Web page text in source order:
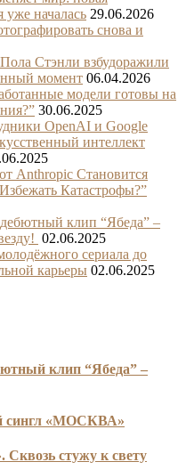
уже началась 29.06.2026
снова и
Стэнли взбудоражили
момент 06.04.2026
модели готовы на
30.06.2025
OpenAI и Google
интеллект
Anthropic Становится
Катастрофы?”
клип “Ябеда” –
02.06.2025
сериала до
карьеры 02.06.2025
клип “Ябеда” –
сингл «МОСКВА»
Сквозь стужу к свету